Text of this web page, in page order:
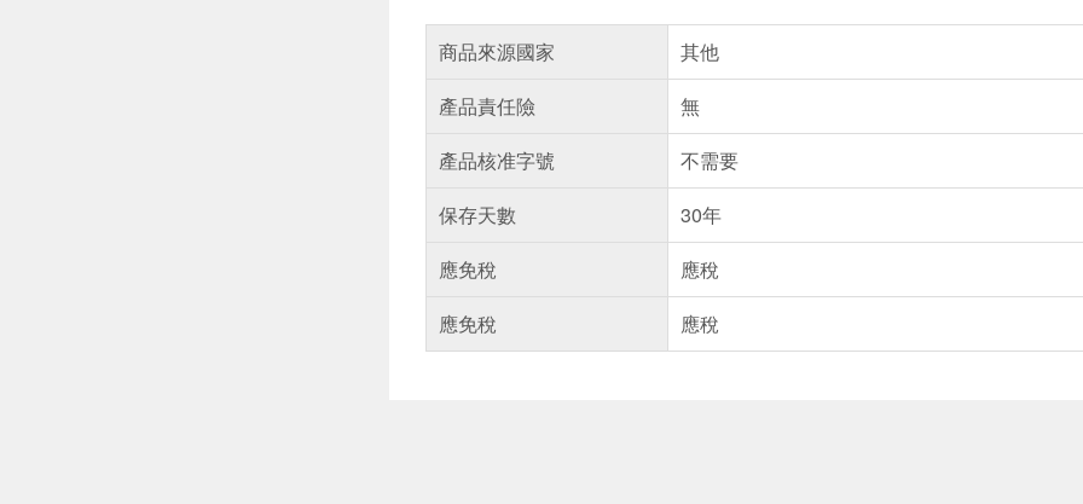
商品來源國家
其他
產品責任險
無
產品核准字號
不需要
保存天數
30年
應免稅
應稅
應免稅
應稅